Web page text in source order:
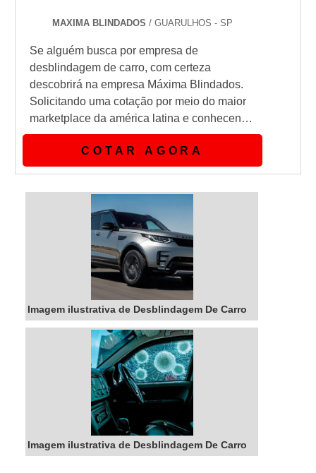
MAXIMA BLINDADOS/ GUARULHOS - SP
Se alguém busca por empresa de
desblindagem de carro, com certeza
descobrirá na empresa Máxima Blindados.
Solicitando uma cotação por meio do maior
marketplace da américa latina e conhecendo
a líder do segmento.Quando o tema é
desblindagem de carro, com os profissionais
especializados da Máxima Blindados
permite oferecer o menor custo, manter altos
COTAR AGORA
Imagem ilustrativa de Desblindagem De Carro
Imagem ilustrativa de Desblindagem De Carro